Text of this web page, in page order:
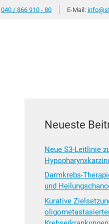
040 / 866 910 - 80 E-Mail:
Neueste
Neue S3-Leitlinie
Darmkrebs-
und
Kurative